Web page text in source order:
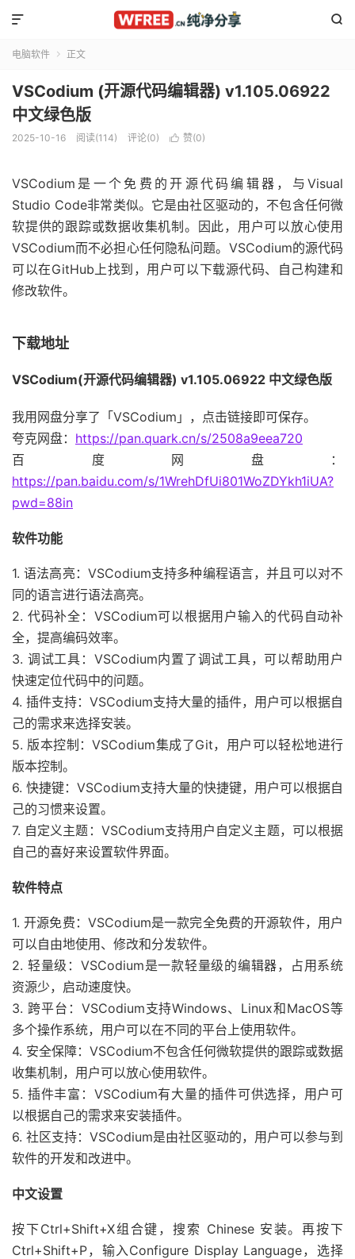


电脑软件  正文
VSCodium (开源代码编辑器) v1.105.06922
中文绿色版
2025-10-16 阅读(114) 评论(0)  赞(0)
VSCodium是一个免费的开源代码编辑器，与Visual
Studio Code非常类似。它是由社区驱动的，不包含任何微
软提供的跟踪或数据收集机制。因此，用户可以放心使用
VSCodium而不必担心任何隐私问题。VSCodium的源代码
可以在GitHub上找到，用户可以下载源代码、自己构建和
修改软件。
下载地址
VSCodium(开源代码编辑器) v1.105.06922 中文绿色版
我用网盘分享了「VSCodium」，点击链接即可保存。
夸克网盘： https://pan.quark.cn/s/2508a9eea720
百度网盘：
https://pan.baidu.com/s/1WrehDfUi801WoZDYkh1iUA?
pwd=88in
软件功能
1. 语法高亮：VSCodium支持多种编程语言，并且可以对不
同的语言进行语法高亮。
2. 代码补全：VSCodium可以根据用户输入的代码自动补
全，提高编码效率。
3. 调试工具：VSCodium内置了调试工具，可以帮助用户
快速定位代码中的问题。
4. 插件支持：VSCodium支持大量的插件，用户可以根据自
己的需求来选择安装。
5. 版本控制：VSCodium集成了Git，用户可以轻松地进行
版本控制。
6. 快捷键：VSCodium支持大量的快捷键，用户可以根据自
己的习惯来设置。
7. 自定义主题：VSCodium支持用户自定义主题，可以根据
自己的喜好来设置软件界面。
软件特点
1. 开源免费：VSCodium是一款完全免费的开源软件，用户
可以自由地使用、修改和分发软件。
2. 轻量级：VSCodium是一款轻量级的编辑器，占用系统
资源少，启动速度快。
3. 跨平台：VSCodium支持Windows、Linux和MacOS等
多个操作系统，用户可以在不同的平台上使用软件。
4. 安全保障：VSCodium不包含任何微软提供的跟踪或数据
收集机制，用户可以放心使用软件。
5. 插件丰富：VSCodium有大量的插件可供选择，用户可
以根据自己的需求来安装插件。
6. 社区支持：VSCodium是由社区驱动的，用户可以参与到
软件的开发和改进中。
中文设置
按下Ctrl+Shift+X组合键，搜索 Chinese 安装。再按下
Ctrl+Shift+P，输入Configure Display Language，选择